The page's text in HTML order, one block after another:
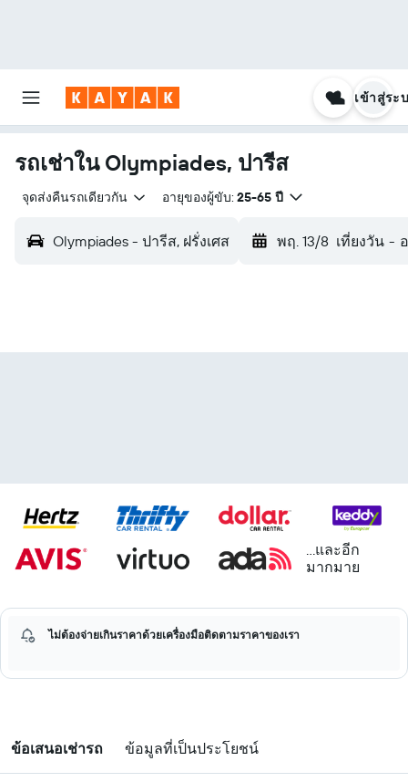
เข้าสู่ระ
รถเช่าใน Olympiades, ปารีส
จุดส่งคืนรถเดียวกัน อายุของผู้ขับ: 25-65 ปี
Olympiades - ปารีส, ฝรั่งเศส พฤ. 13/8 เที่ยงวัน -
...และอีก
มากมาย
ไม่ต้องจ่ายเกินราคาด้วยเครื่องมือติดตามราคาของเรา
ข้อเสนอเช่ารถ ข้อมูลที่เป็นประโยชน์